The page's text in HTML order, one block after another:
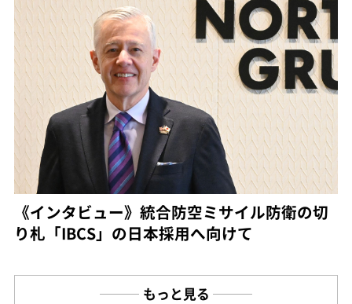
《インタビュー》統合防空ミサイル防衛の切
り札「IBCS」の日本採用へ向けて
もっと見る